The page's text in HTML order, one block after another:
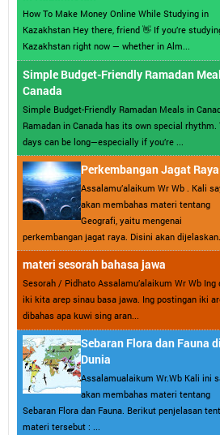
How To Make Money Online While Studying in
Kazakhstan Hey there, friend 👋 If you’re
Kazakhstan right now — whether in Alm...
Simple Budget-Friendly Ramadan
Canada
Simple Budget-Friendly Ramadan Meals in
Ramadan in Canada has its own special rhythm.
days can be long—especially if you’re ...
Perkembangan Jagat Raya
Assalamu’alaikum Wr Wb . Kali
akan membahas materi tentang
Geografi, yaitu mengenai
perkembangan jagat raya. Disini akan dijelaskan...
materi sesorah bahasa jawa
Sesorah / Pidhato Assalamu’alaikum Wr Wb Ing
iki kita arep sinau basa jawa. Ing postingan iki
dibahas apa kuwi sing aran...
Sebaran Flora dan Fauna di
Dunia
Assalamualaikum Wr.Wb Kali ini
akan membahas materi tentang
Sebaran Flora dan Fauna. Berikut penjelasan
materi tersebut : ...